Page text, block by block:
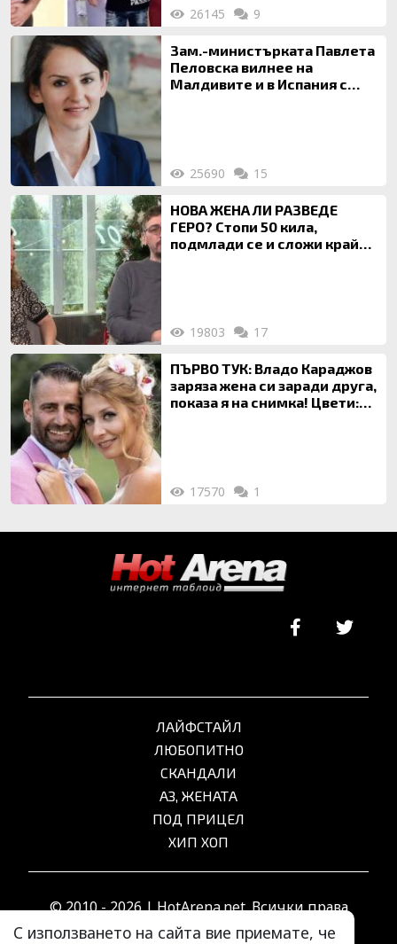
26145 9
Зам.-министърката Павлета
Пеловска вилнее на
Малдивите и в Испания с
25690 15
НОВА ЖЕНА ЛИ РАЗВЕДЕ
ГЕРО? Стопи 50 кила,
подмлади се и сложи край
19803 17
ПЪРВО ТУК: Владо Караджов
заряза жена си заради друга,
показа я на снимка! Цвети:
17570 1
С използването на сайта вие приемате, че
ЛАЙФСТАЙЛ
ЛЮБОПИТНО
СКАНДАЛИ
АЗ, ЖЕНАТА
ПОД ПРИЦЕЛ
ХИП ХОП
© 2010 - 2026 | HotArena.net. Всички права
запазени.